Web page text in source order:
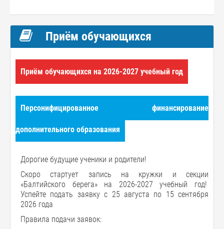
Приём обучающихся
Приём обучающихся на 2026-2027 учебный год
Персонифицированное финансирование
дополнительного образования
Дорогие будущие ученики и родители!
Скоро стартует запись на кружки и секции
«Балтийского берега» на 2026-2027 учебный год!
Успейте подать заявку с 25 августа по 15 сентября
2026 года
Правила подачи заявок: